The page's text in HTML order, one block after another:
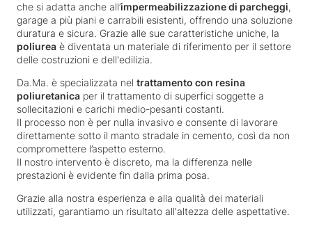
che si adatta anche all’impermeabilizzazione di parcheggi,
garage a più piani e carrabili esistenti, offrendo una soluzione
duratura e sicura. Grazie alle sue caratteristiche uniche, la
poliurea è diventata un materiale di riferimento per il settore
delle costruzioni e dell'edilizia.
Da.Ma. è specializzata nel trattamento con resina
poliuretanica per il trattamento di superfici soggette a
sollecitazioni e carichi medio-pesanti costanti.
Il processo non è per nulla invasivo e consente di lavorare
direttamente sotto il manto stradale in cemento, così da non
compromettere l’aspetto esterno.
Il nostro intervento è discreto, ma la differenza nelle
prestazioni è evidente fin dalla prima posa.
Grazie alla nostra esperienza e alla qualità dei materiali
utilizzati, garantiamo un risultato all'altezza delle aspettative.